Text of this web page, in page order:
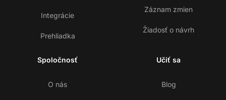
Integrácie
Prehliadka
Záznam zmien
Žiadosť o návrh
Spoločnosť
O nás
Učiť sa
Blog